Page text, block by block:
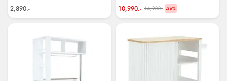
2,890.- ขาว
10,990.- 14,900.- -26%